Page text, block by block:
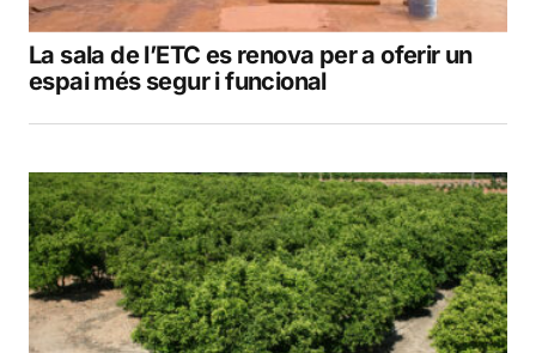
La sala de l’ETC es renova per a oferir un
espai més segur i funcional